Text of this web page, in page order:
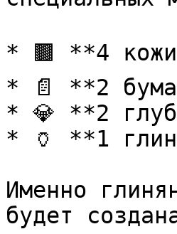
* 🟫 **4
* 📄 **2
* 💎 **2
* 🏺 **1
Именно
будет